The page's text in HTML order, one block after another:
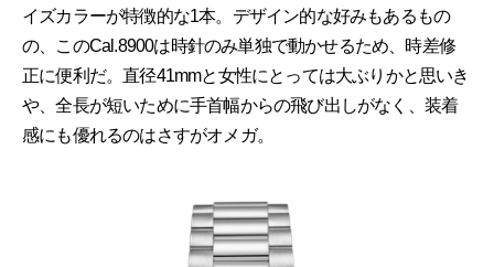
イズカラーが特徴的な1本。デザイン的な好みもあるもの
の、このCal.8900は時針のみ単独で動かせるため、時差修
正に便利だ。直径41mmと女性にとっては大ぶりかと思いき
や、全長が短いために手首幅からの飛び出しがなく、装着
感にも優れるのはさすがオメガ。